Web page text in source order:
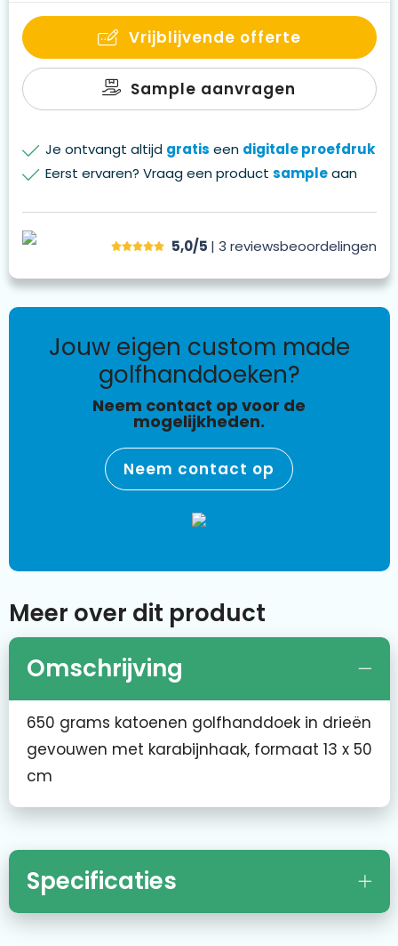
Vrijblijvende offerte
Sample aanvragen
Je ontvangt altijd gratis een digitale proefdruk
Eerst ervaren? Vraag een product sampleaan
5,0/5 | 3 reviewsbeoordelingen
jouw eigen custom made
golfhanddoeken?
Neem contact op voor de
mogelijkheden.
Neem contact op
Meer over dit product
Omschrijving
650 grams katoenen golfhanddoek in drieën
gevouwen met karabijnhaak, formaat 13 x 50
cm
Specificaties